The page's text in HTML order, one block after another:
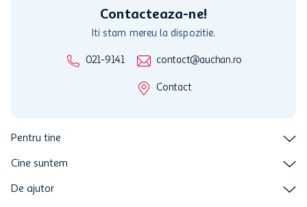
Contacteaza-ne!
Iti stam mereu la dispozitie.
021-9141 contact@auchan.ro
Contact
Pentru tine
Cine suntem
De ajutor